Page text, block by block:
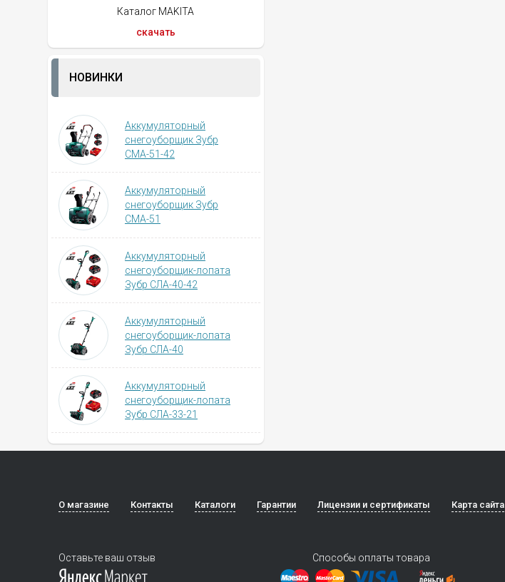
Каталог MAKITA
скачать
НОВИНКИ
Аккумуляторный
снегоуборщик Зубр
СМА-51-42
Аккумуляторный
снегоуборщик Зубр
СМА-51
Аккумуляторный
снегоуборщик-лопата
Зубр СЛА-40-42
Аккумуляторный
снегоуборщик-лопата
Зубр СЛА-40
Аккумуляторный
снегоуборщик-лопата
Зубр СЛА-33-21
О магазине Контакты Каталоги Гарантии Лицензии и сертификаты Карта сайта
Оставьте ваш отзыв Способы оплаты товара